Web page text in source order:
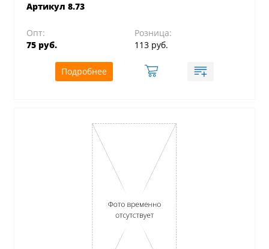
Артикул 8.73
Опт:
75 руб.
Розница:
113 руб.
Подробнее